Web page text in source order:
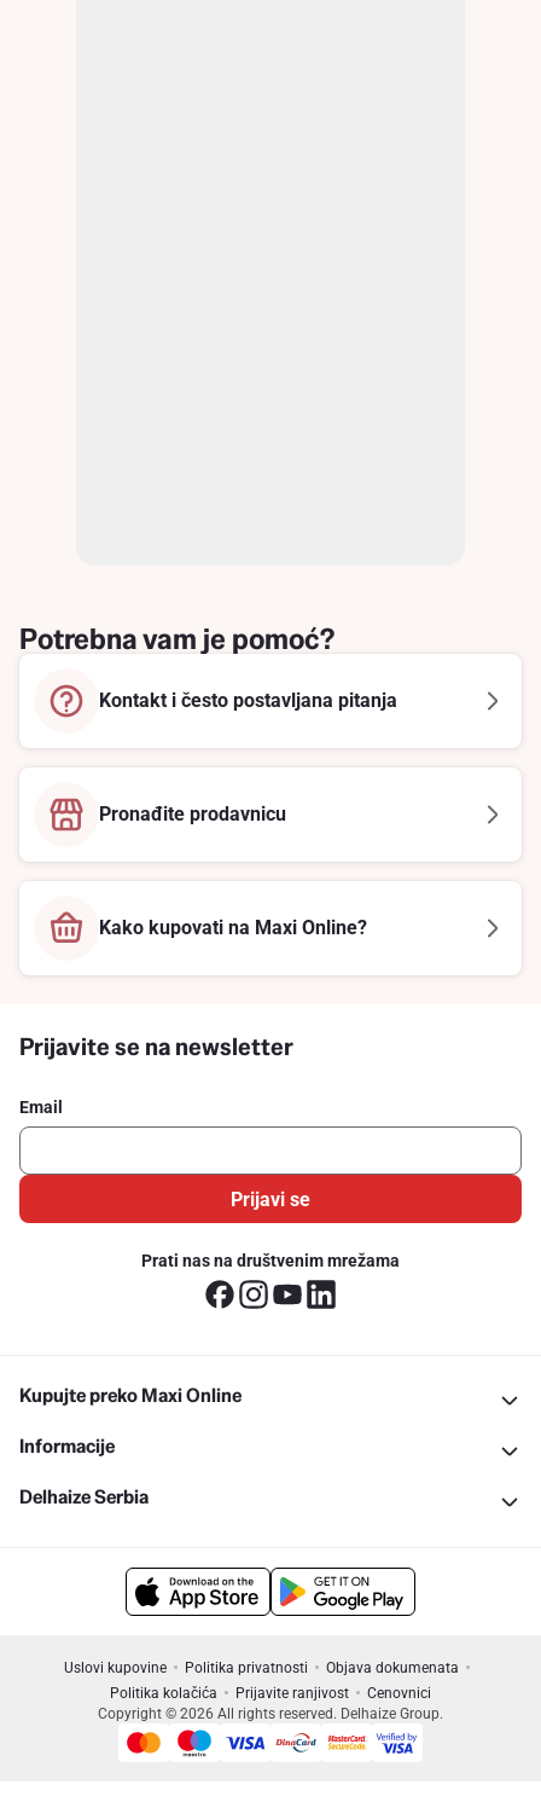
Potrebna vam je pomoć?
Kontakt i često postavljana pitanja
Pronađite prodavnicu
Kako kupovati na Maxi Online?
Prijavite se na newsletter
Email
Prijavi se
Prati nas na društvenim mrežama
Kupujte preko Maxi Online
Informacije
Delhaize Serbia
Uslovi kupovine Politika privatnosti
Objava dokumenata
Politika kolačića
Prijavite ranjivost
Cenovnici
Copyright © 2026 All rights reserved. Delhaize Group.